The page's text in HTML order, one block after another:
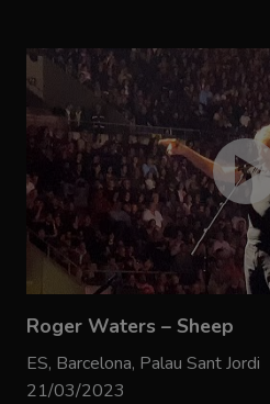
Roger Waters – Sheep
ES, Barcelona, Palau Sant Jordi
21/03/2023